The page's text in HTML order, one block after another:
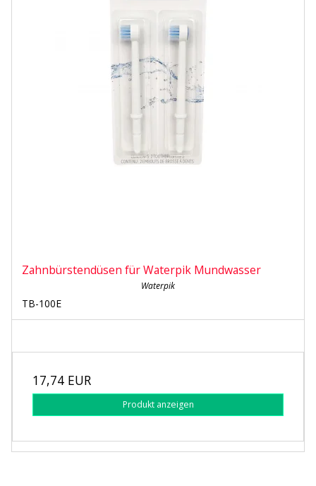
Zahnbürstendüsen für Waterpik Mundwasser
Waterpik
TB-100E
17,74 EUR
Produkt anzeigen